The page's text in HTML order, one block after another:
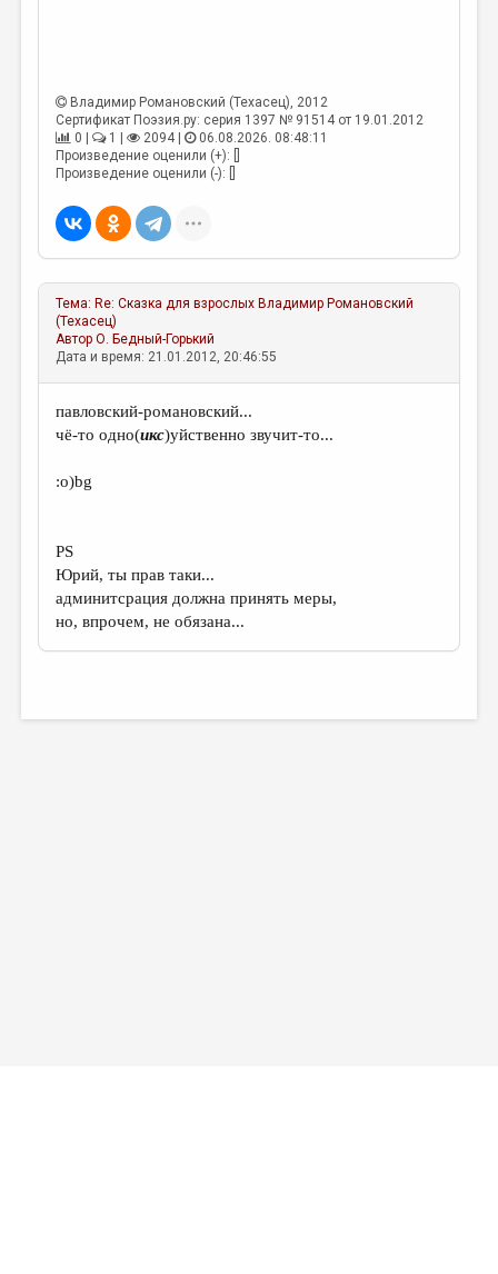
Владимир Романовский (Техасец), 2012
Сертификат Поэзия.ру: серия 1397 № 91514 от 19.01.2012
0 |
1 | 2094 |
06.08.2026. 08:48:11
Произведение оценили (+): []
Произведение оценили (-): []
Тема: Re: Сказка для взрослых Владимир Романовский
(Техасец)
АвторО. Бедный-Горький
Дата и время: 21.01.2012, 20:46:55
павловский-романовский...
чё-то одно(икс)уйственно звучит-то...
:о)bg
PS
Юрий, ты прав таки...
админитсрация должна принять меры,
но, впрочем, не обязана...